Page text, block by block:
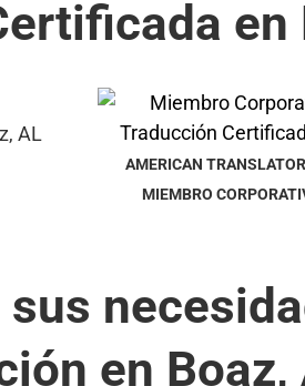
en
AMERICAN
MIEMBRO
en Boaz,